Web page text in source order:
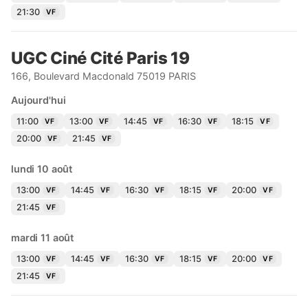
21:30 VF
UGC Ciné Cité Paris 19
166, Boulevard Macdonald 75019 PARIS
Aujourd'hui
11:00 VF 13:00 VF 14:45 VF 16:30 VF 18:15 VF
20:00 VF 21:45 VF
lundi 10 août
13:00 VF 14:45 VF 16:30 VF 18:15 VF 20:00 VF
21:45 VF
mardi 11 août
13:00 VF 14:45 VF 16:30 VF 18:15 VF 20:00 VF
21:45 VF